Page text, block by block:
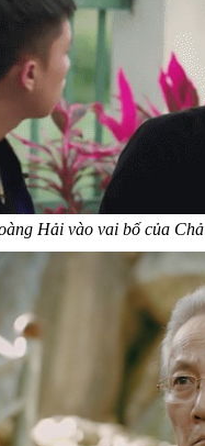
Hải vào vai bố của